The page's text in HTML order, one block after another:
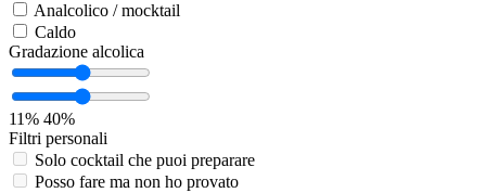
Analcolico / mocktail
Caldo
Gradazione alcolica
11% 40%
Filtri personali
Solo cocktail che puoi preparare
Posso fare ma non ho provato